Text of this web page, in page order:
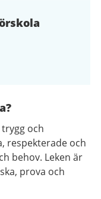
och
respekterade och
behov. Leken är
prova och